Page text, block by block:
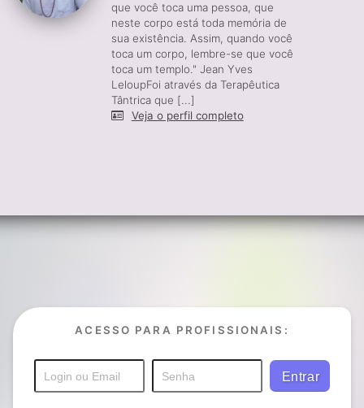
que você toca uma pessoa, que
neste corpo está toda memória de
sua existência. Assim, quando você
toca um corpo, lembre-se que você
toca um templo." Jean Yves
LeloupFoi através da Terapêutica
Tântrica que [...]
Veja o perfil completo
ACESSO PARA PROFISSIONAIS: